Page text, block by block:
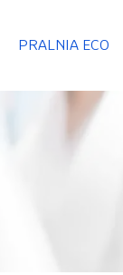
PRALNIA ECO